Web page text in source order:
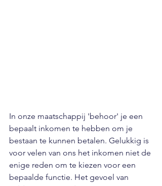
In onze maatschappij 'behoor' je een
bepaalt inkomen te hebben om je
bestaan te kunnen betalen. Gelukkig is
voor velen van ons het inkomen niet de
enige reden om te kiezen voor een
bepaalde functie. Het gevoel van